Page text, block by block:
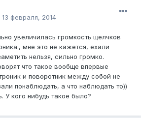
13 февраля, 2014
увеличилась громкость щелчков
мне это не кажется, ехали
нельзя, сильно громко.
что такое вообще впервые
и поворотник между собой не
понаблюдать, а что наблюдать то))
У кого нибудь такое было?